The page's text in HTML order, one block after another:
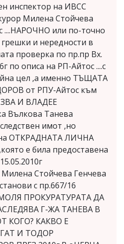
инспектор на ИВСС
Милена Стойчева
....НАРОЧНО или по-точно
и нередности в
проверка по пр.пр Вх.
по описа на РП-Айтос ....с
цел ,а именно ТЪЩАТА
от РПУ-Айтос към
И ВЛАДЕЕ
Вълкова Танева
имот ,но
ОТКРАДНАТА ЛИЧНА
е била предоставена
Стойчева Генчева
с пр.667/16
ПРОКУРАТУРАТА ДА
Г-ЖА ТАНЕВА В
КОГО? КАКВО Е
И ТОДОР